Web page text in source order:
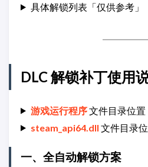
具体解锁列表「仅供参考」
DLC 解锁补丁使用
游戏运行程序文件目录位置
steam_api64.dll 文件目录
一、全自动解锁方案